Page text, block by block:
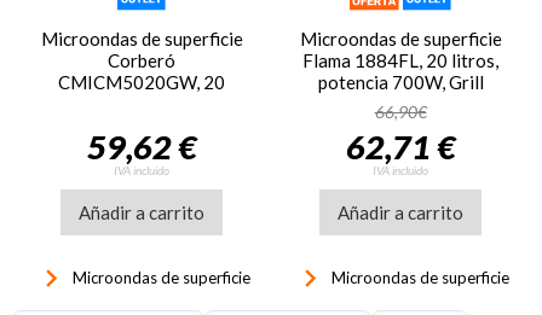
Microondas de superficie
Corberó
CMICM5020GW, 20
blanco
59,62 €
IVA incluido
Añadir a carrito
keyboard_arrow_right Microondas de superficie
Microondas de superficie
Flama 1884FL, 20 litros,
potencia 700W, Grill
1000W, blanco
66,90€
62,71 €
IVA incluido
Añadir a carrito
keyboard_arrow_right Microondas de superficie